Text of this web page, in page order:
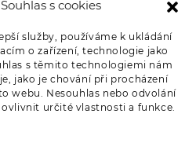
s cookies
služby, používáme k ukládání
o zařízení, technologie jako
s těmito technologiemi nám
jako je chování při procházení
webu. Nesouhlas nebo odvolání
určité vlastnosti a funkce.